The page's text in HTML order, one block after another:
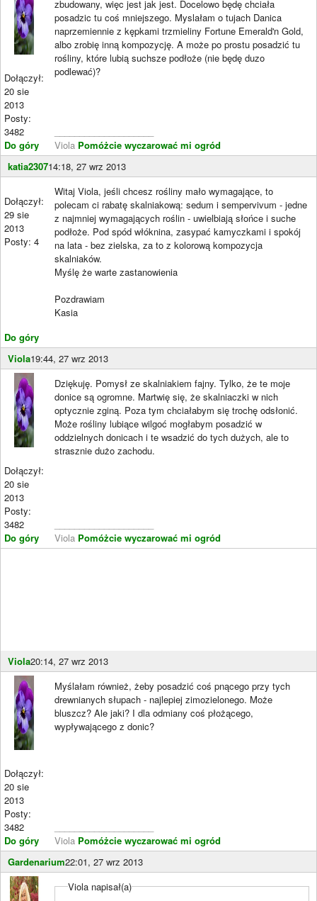
Dołączył:
20 sie
2013
Posty:
3482
Do góry
zbudowany, więc jest jak jest. Docelowo będę chciała
posadzic tu coś mniejszego. Myslałam o tujach Danica
naprzemiennie z kępkami trzmieliny Fortune Emerald'n Gold,
albo zrobię inną kompozycję. A może po prostu posadzić tu
rośliny, które lubią suchsze podłoże (nie będę duzo
podlewać)?
Viola Pomóżcie wyczarować mi ogród
katia230714:18, 27 wrz 2013
Dołączył:
29 sie
2013
Posty: 4
Do góry
Witaj Viola, jeśli chcesz rośliny mało wymagające, to
polecam ci rabatę skalniakową: sedum i sempervivum - jedne
z najmniej wymagających roślin - uwielbiają słońce i suche
podłoże. Pod spód włóknina, zasypać kamyczkami i spokój
na lata - bez zielska, za to z kolorową kompozycja
skalniaków.
Myślę że warte zastanowienia
Pozdrawiam
Kasia
Viola19:44, 27 wrz 2013
Dołączył:
20 sie
2013
Posty:
3482
Do góry
Dziękuję. Pomysł ze skalniakiem fajny. Tylko, że te moje
donice są ogromne. Martwię się, że skalniaczki w nich
optycznie zginą. Poza tym chciałabym się trochę odsłonić.
Może rośliny lubiące wilgoć mogłabym posadzić w
oddzielnych donicach i te wsadzić do tych dużych, ale to
strasznie dużo zachodu.
Viola Pomóżcie wyczarować mi ogród
Viola20:14, 27 wrz 2013
Dołączył:
20 sie
2013
Posty:
3482
Do góry
Myślałam również, żeby posadzić coś pnącego przy tych
drewnianych słupach - najlepiej zimozielonego. Może
bluszcz? Ale jaki? I dla odmiany coś płożącego,
wypływającego z donic?
Viola Pomóżcie wyczarować mi ogród
Gardenarium22:01, 27 wrz 2013
Viola napisał(a)